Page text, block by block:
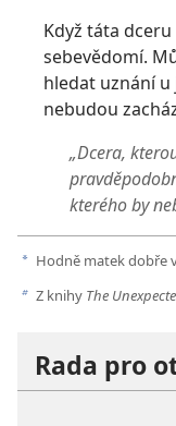
Když táta
sebevědomí.
hledat uznání
nebudou
„Dcera,
kterého by
a Hodně matek dobře
b Z knihy The
Rada pro